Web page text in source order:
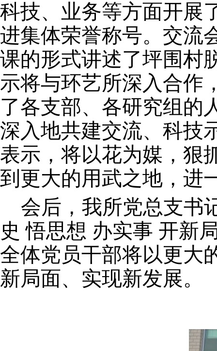
科技、业务等方面开展
进集体荣誉称号。交流
课的形式讲述了坪围村
示将与环艺所深入合作
了各支部、各研究组的
深入地共建交流、科技
表示，将以花为媒，狠
到更大的用武之地，进
会后，我所党总支书
史 悟思想 办实事 开新
全体党员干部将以更大
新局面、实现新发展。